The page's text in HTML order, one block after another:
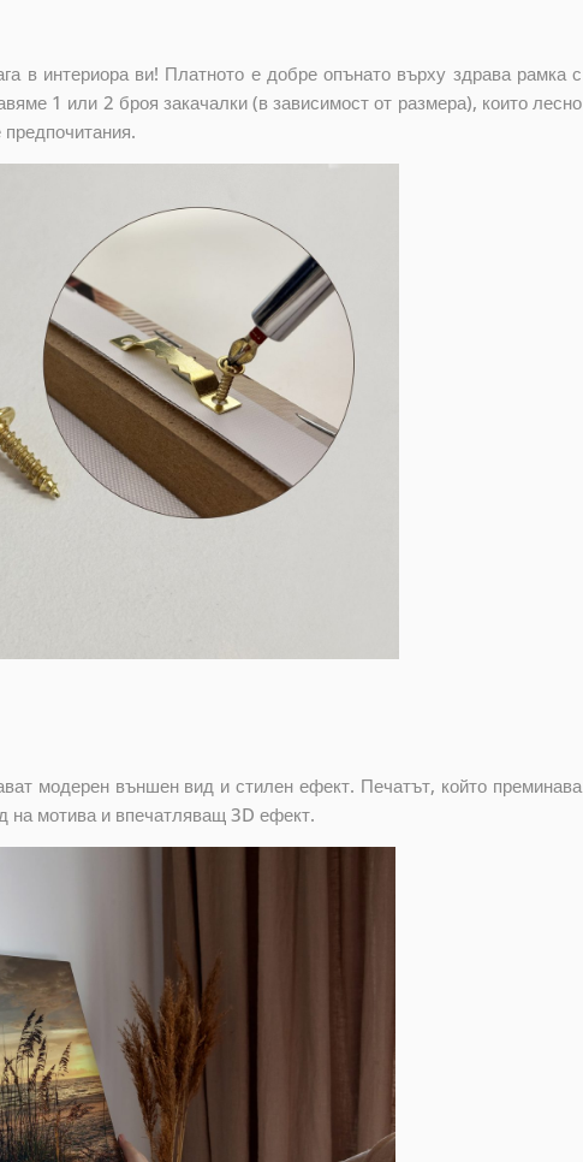
в интериора ви! Платното е добре опънато върху здрава рамка с
1 или 2 броя закачалки (в зависимост от размера), които лесно
модерен външен вид и стилен ефект. Печатът, който преминава
на мотива и впечатляващ 3D ефект.